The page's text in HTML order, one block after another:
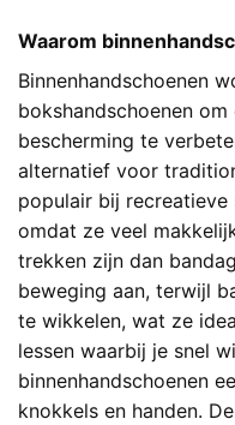
Waarom
Binnenhandschoenen
bokshandschoenen
bescherming te
alternatief voor
populair bij
omdat ze veel
trekken zijn dan
beweging aan, terwijl
te wikkelen, wat ze
lessen waarbij je snel
binnenhandschoenen
knokkels en handen.